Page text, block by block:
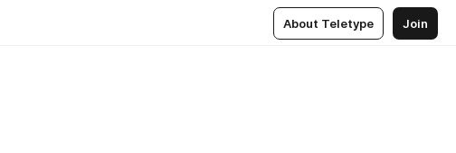
About Teletype Join